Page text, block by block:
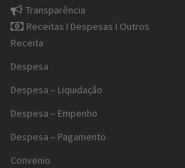
Transparência
Receitas I Despesas I Outros
Receita
Despesa
Despesa – Liquidação
Despesa – Empenho
Despesa – Pagamento
Convenio